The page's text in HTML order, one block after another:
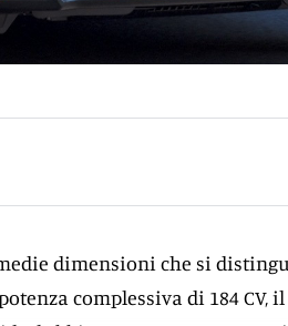
dimensioni che si
complessiva di 184 CV,